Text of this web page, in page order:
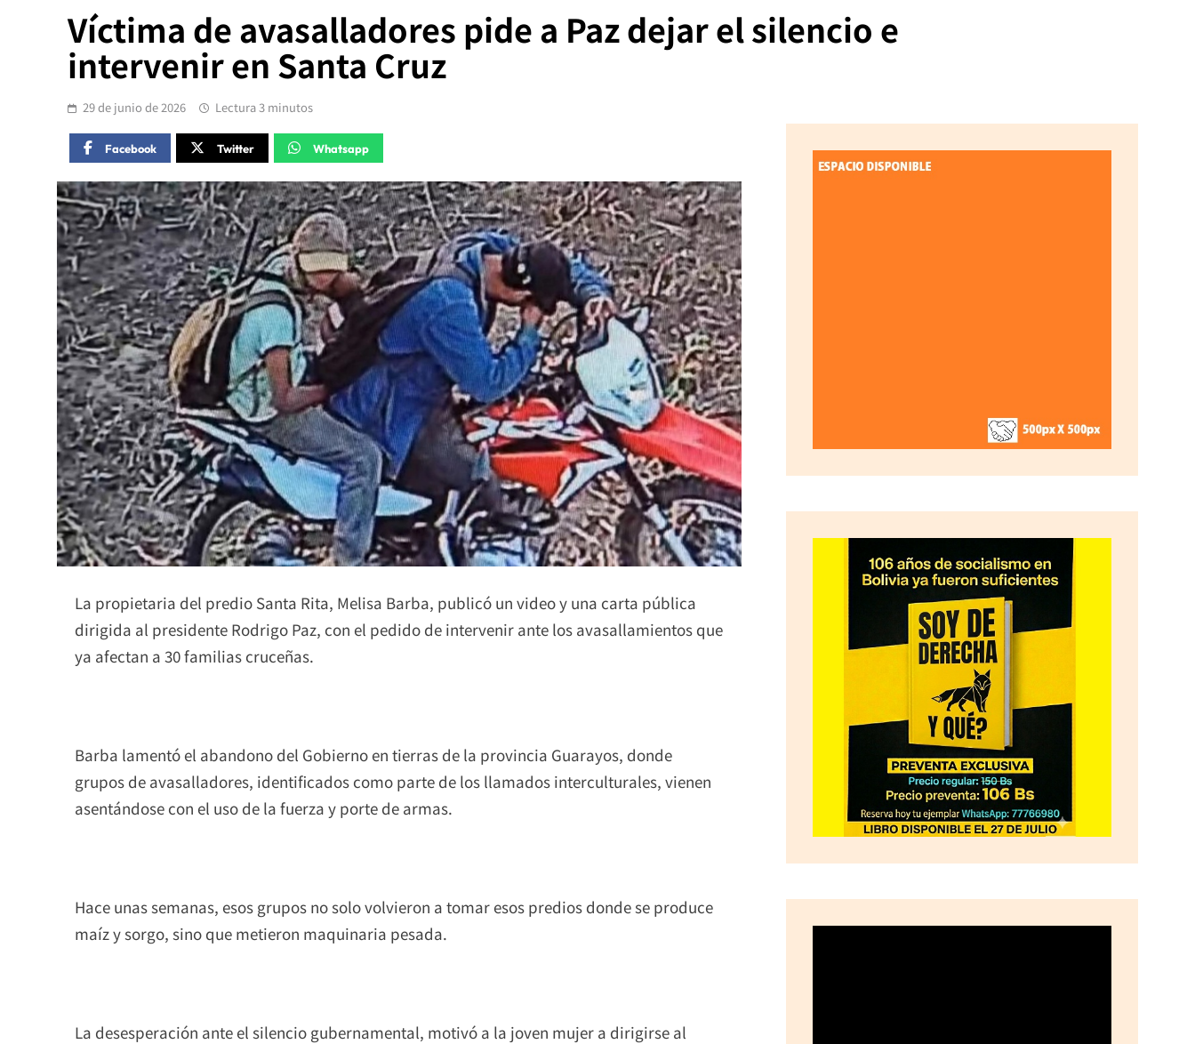
Víctima de avasalladores pide a Paz dejar el silencio e
intervenir en Santa Cruz
29 de junio de 2026 Lectura 3 minutos
Facebook Twitter Whatsapp
La propietaria del predio Santa Rita, Melisa Barba, publicó un video y una carta pública
dirigida al presidente Rodrigo Paz, con el pedido de intervenir ante los avasallamientos que
ya afectan a 30 familias cruceñas.
Barba lamentó el abandono del Gobierno en tierras de la provincia Guarayos, donde
grupos de avasalladores, identificados como parte de los llamados interculturales, vienen
asentándose con el uso de la fuerza y porte de armas.
Hace unas semanas, esos grupos no solo volvieron a tomar esos predios donde se produce
maíz y sorgo, sino que metieron maquinaria pesada.
La desesperación ante el silencio gubernamental, motivó a la joven mujer a dirigirse al